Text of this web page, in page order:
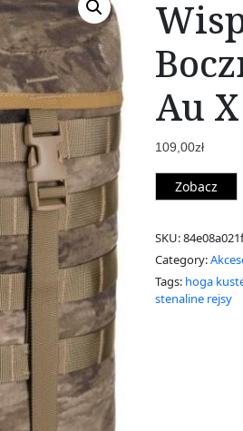
Au X
109,00zł
Zobacz
SKU:
Category:
Tags: hoga
stenaline rejsy